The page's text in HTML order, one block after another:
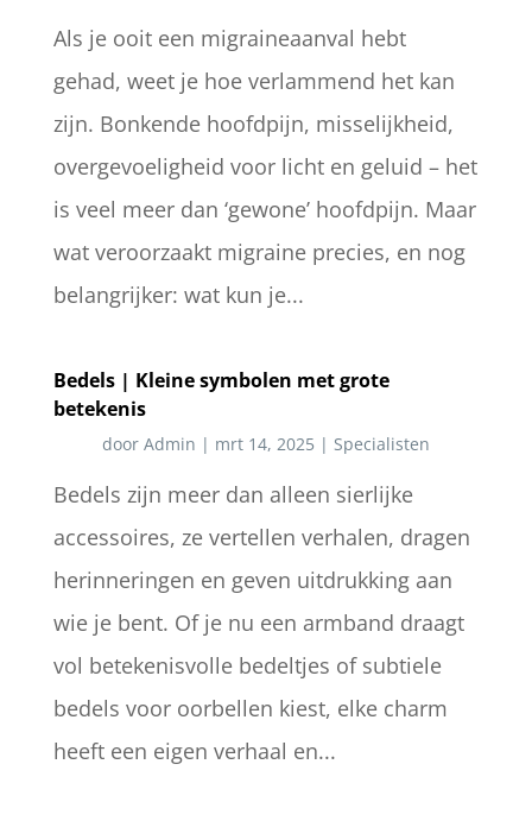
Als je ooit een migraineaanval hebt
gehad, weet je hoe verlammend het kan
zijn. Bonkende hoofdpijn, misselijkheid,
overgevoeligheid voor licht en geluid – het
is veel meer dan ‘gewone’ hoofdpijn. Maar
wat veroorzaakt migraine precies, en nog
belangrijker: wat kun je...
Bedels | Kleine symbolen met grote
betekenis
door Admin | mrt 14, 2025 | Specialisten
Bedels zijn meer dan alleen sierlijke
accessoires, ze vertellen verhalen, dragen
herinneringen en geven uitdrukking aan
wie je bent. Of je nu een armband draagt
vol betekenisvolle bedeltjes of subtiele
bedels voor oorbellen kiest, elke charm
heeft een eigen verhaal en...